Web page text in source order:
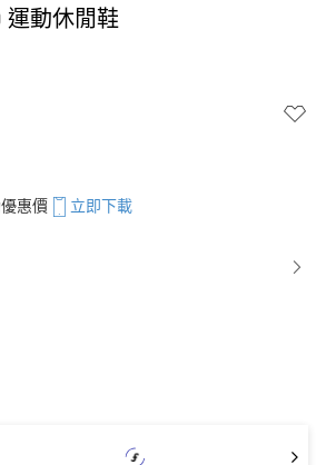
運動休閒鞋
惠價 立即下載